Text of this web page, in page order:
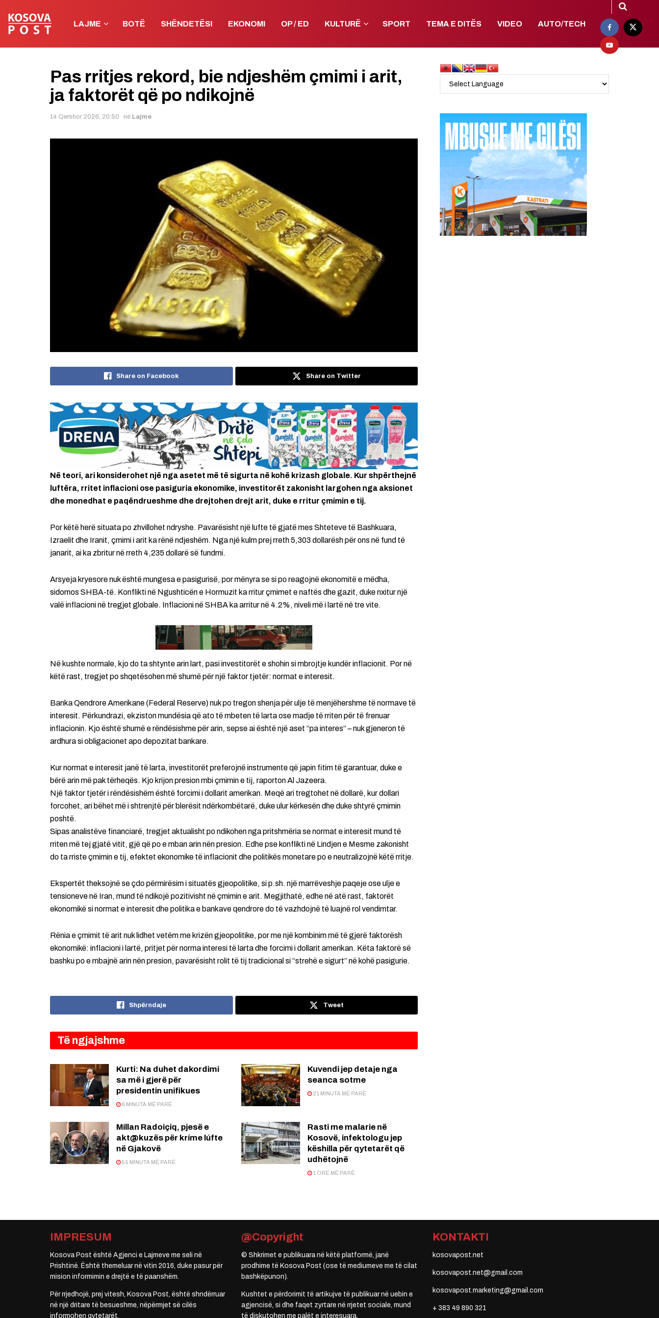
LAJME BOTË SHËNDETËSI EKONOMI OP / ED KULTURË SPORT TEMA E DITËS VIDEO AUTO/TECH
Pas rritjes rekord, bie ndjeshëm çmimi i arit,
ja faktorët që po ndikojnë
14 Qershor 2026, 20:50 në Lajme
Share on Facebook Share on Twitter
Në teori, ari konsiderohet një nga asetet më të sigurta në kohë krizash globale. Kur shpërthejnë
luftëra, rritet inflacioni ose pasiguria ekonomike, investitorët zakonisht largohen nga aksionet
dhe monedhat e paqëndrueshme dhe drejtohen drejt arit, duke e rritur çmimin e tij.
Por këtë herë situata po zhvillohet ndryshe. Pavarësisht një lufte të gjatë mes Shteteve të Bashkuara,
Izraelit dhe Iranit, çmimi i arit ka rënë ndjeshëm. Nga një kulm prej rreth 5,303 dollarësh për ons në fund të
janarit, ai ka zbritur në rreth 4,235 dollarë së fundmi.
Arsyeja kryesore nuk është mungesa e pasigurisë, por mënyra se si po reagojnë ekonomitë e mëdha,
sidomos SHBA-të. Konflikti në Ngushticën e Hormuzit ka rritur çmimet e naftës dhe gazit, duke nxitur një
valë inflacioni në tregjet globale. Inflacioni në SHBA ka arritur në 4.2%, niveli më i lartë në tre vite.
Në kushte normale, kjo do ta shtynte arin lart, pasi investitorët e shohin si mbrojtje kundër inflacionit. Por në
këtë rast, tregjet po shqetësohen më shumë për një faktor tjetër: normat e interesit.
Banka Qendrore Amerikane (Federal Reserve) nuk po tregon shenja për ulje të menjëhershme të normave të
interesit. Përkundrazi, ekziston mundësia që ato të mbeten të larta ose madje të rriten për të frenuar
inflacionin. Kjo është shumë e rëndësishme për arin, sepse ai është një aset “pa interes” – nuk gjeneron të
ardhura si obligacionet apo depozitat bankare.
Kur normat e interesit janë të larta, investitorët preferojnë instrumente që japin fitim të garantuar, duke e
bërë arin më pak tërheqës. Kjo krijon presion mbi çmimin e tij, raporton Al Jazeera.
Një faktor tjetër i rëndësishëm është forcimi i dollarit amerikan. Meqë ari tregtohet në dollarë, kur dollari
forcohet, ari bëhet më i shtrenjtë për blerësit ndërkombëtarë, duke ulur kërkesën dhe duke shtyrë çmimin
poshtë.
Sipas analistëve financiarë, tregjet aktualisht po ndikohen nga pritshmëria se normat e interesit mund të
rriten më tej gjatë vitit, gjë që po e mban arin nën presion. Edhe pse konflikti në Lindjen e Mesme zakonisht
do ta rriste çmimin e tij, efektet ekonomike të inflacionit dhe politikës monetare po e neutralizojnë këtë rritje.
Ekspertët theksojnë se çdo përmirësim i situatës gjeopolitike, si p.sh. një marrëveshje paqeje ose ulje e
tensioneve në Iran, mund të ndikojë pozitivisht në çmimin e arit. Megjithatë, edhe në atë rast, faktorët
ekonomikë si normat e interesit dhe politika e bankave qendrore do të vazhdojnë të luajnë rol vendimtar.
Rënia e çmimit të arit nuk lidhet vetëm me krizën gjeopolitike, por me një kombinim më të gjerë faktorësh
ekonomikë: inflacioni i lartë, pritjet për norma interesi të larta dhe forcimi i dollarit amerikan. Këta faktorë së
bashku po e mbajnë arin nën presion, pavarësisht rolit të tij tradicional si “strehë e sigurt” në kohë pasigurie.
Shpërndaje Tweet
Të ngjajshme
Kurti: Na duhet dakordimi
sa më i gjerë për
presidentin unifikues
6 MINUTA MË PARË
Kuvendi jep detaje nga
seanca sotme
21 MINUTA MË PARË
Millan Radoiçiq, pjesë e
akt@kuzës për kríme lúfte
në Gjakovë
55 MINUTA MË PARË
Rasti me malarie në
Kosovë, infektologu jep
këshilla për qytetarët që
udhëtojnë
1 ORË MË PARË
IMPRESUM
Kosova Post është Agjenci e Lajmeve me seli në
Prishtinë. Është themeluar në vitin 2016, duke pasur për
mision informimin e drejtë e të paanshëm.
Për rrjedhojë, prej vitesh, Kosova Post, është shndërruar
në një dritare të besueshme, nëpërmjet së cilës
informohen qytetarët.
@Copyright
© Shkrimet e publikuara në këtë platformë, janë
prodhime të Kosova Post (ose të mediumeve me të cilat
bashkëpunon).
Kushtet e përdorimit të artikujve të publikuar në uebin e
agjencisë, si dhe faqet zyrtare në rrjetet sociale, mund
të diskutohen me palët e interesuara.
KONTAKTI
kosovapost.net
kosovapost.net@gmail.com
kosovapost.marketing@gmail.com
+ 383 49 890 321